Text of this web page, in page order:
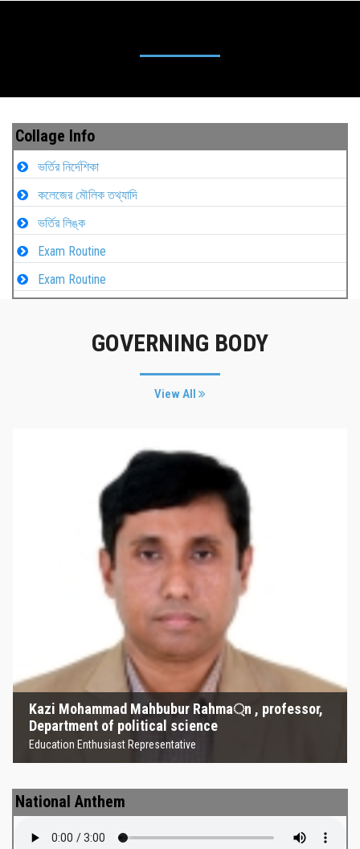
Collage Info
ভর্তির নির্দেশিকা
কলেজের মৌলিক তথ্যাদি
ভর্তির লিঙ্ক
Exam Routine
Exam Routine
GOVERNING BODY
View All
Kazi Mohammad Mahbubur Rahma্‌n , professor,
Department of political science
Education Enthusiast Representative
Kazi Mohammad Mahbubur
Rahma্‌n , professor, Department
of political science
Education Enthusiast Representative
National Anthem